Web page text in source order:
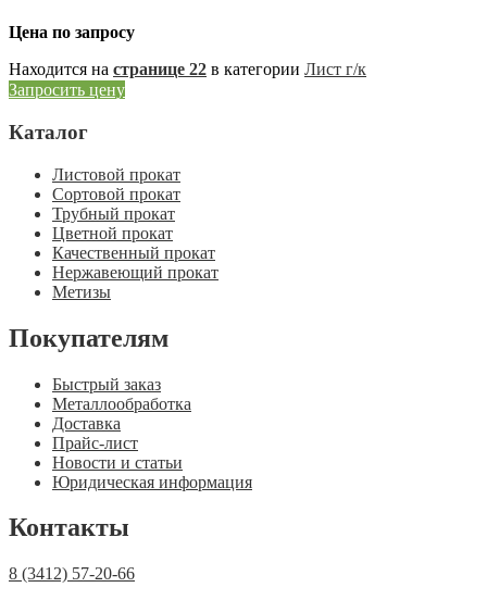
Цена по запросу
Находится на странице 22 в категории Лист г/к
Запросить цену
Каталог
Листовой прокат
Сортовой прокат
Трубный прокат
Цветной прокат
Качественный прокат
Нержавеющий прокат
Метизы
Покупателям
Быстрый заказ
Металлообработка
Доставка
Прайс-лист
Новости и статьи
Юридическая информация
Контакты
8 (3412) 57-20-66